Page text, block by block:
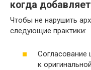
когда
Чтобы не нарушить
следующие практики:
Согласование
к